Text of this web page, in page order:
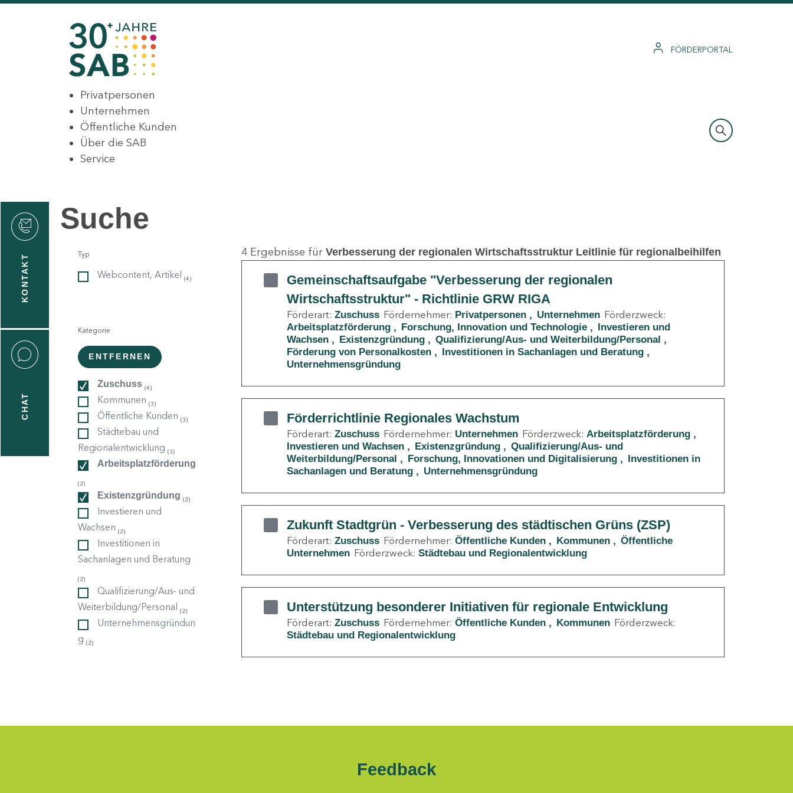
FÖRDERPORTAL
Privatpersonen
Unternehmen
Öffentliche Kunden
Über die SAB
Service
KONTAKT
CHAT
Suche
Typ
Webcontent, Artikel (4)
Kategorie
ENTFERNEN
Zuschuss (4)
Kommunen (3)
Öffentliche Kunden (3)
Städtebau und
Regionalentwicklung (3)
Arbeitsplatzförderung
(2)
Existenzgründung (2)
Investieren und
Wachsen (2)
Investitionen in
Sachanlagen und Beratung
(2)
Qualifizierung/Aus- und
Weiterbildung/Personal (2)
Unternehmensgründun
g (2)
4 Ergebnisse für Verbesserung der regionalen Wirtschaftsstruktur Leitlinie für regionalbeihilfen
Gemeinschaftsaufgabe "Verbesserung der regionalen
Wirtschaftsstruktur" - Richtlinie GRW RIGA
Förderart: Zuschuss Fördernehmer: Privatpersonen Unternehmen Förderzweck:
Arbeitsplatzförderung Forschung, Innovation und Technologie
Investieren und
Wachsen
Existenzgründung
Qualifizierung/Aus- und Weiterbildung/Personal
Förderung von Personalkosten
Investitionen in Sachanlagen und Beratung
Unternehmensgründung
Förderrichtlinie Regionales Wachstum
Förderart: Zuschuss Fördernehmer: Unternehmen Förderzweck: Arbeitsplatzförderung
Investieren und Wachsen
Existenzgründung
Qualifizierung/Aus- und
Weiterbildung/Personal
Forschung, Innovationen und Digitalisierung
Investitionen in
Sachanlagen und Beratung
Unternehmensgründung
Zukunft Stadtgrün - Verbesserung des städtischen Grüns (ZSP)
Förderart: Zuschuss Fördernehmer: Öffentliche Kunden Kommunen
Öffentliche
Unternehmen Förderzweck: Städtebau und Regionalentwicklung
Unterstützung besonderer Initiativen für regionale Entwicklung
Förderart: Zuschuss Fördernehmer: Öffentliche Kunden Kommunen Förderzweck:
Städtebau und Regionalentwicklung
Feedback